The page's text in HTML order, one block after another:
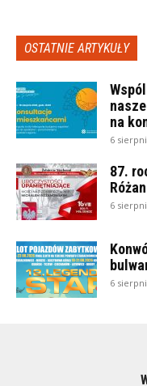
OSTATNIE ARTYKUŁY
na
6
87.
6
6